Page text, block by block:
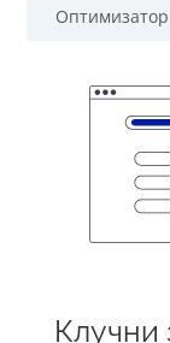
Оптимизатор
Клучни